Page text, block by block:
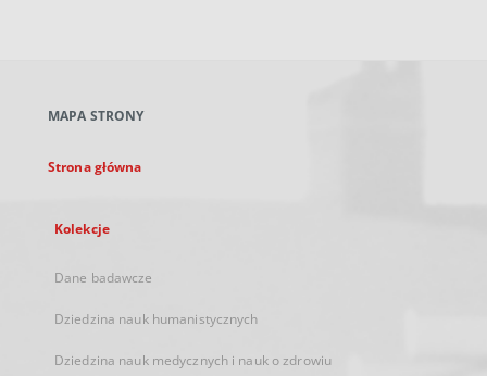
karcie
MAPA STRONY
Strona główna
Kolekcje
Dane badawcze
Dziedzina nauk humanistycznych
Dziedzina nauk medycznych i nauk o zdrowiu